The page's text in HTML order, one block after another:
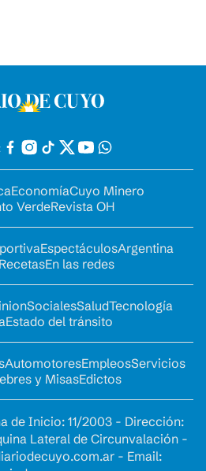
EconomíaCuyo Minero
VerdeRevista OH
EspectáculosArgentina
RecetasEn las redes
SocialesSaludTecnología
Estado del tránsito
AutomotoresEmpleosServicios
y MisasEdictos
de Inicio: 11/2003 - Dirección:
Lateral de Circunvalación -
- Email: